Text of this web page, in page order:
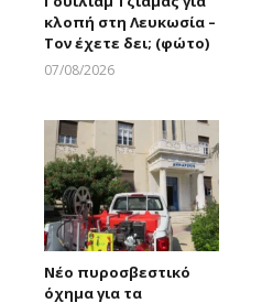
κλοπή στη Λευκωσία –
Τον έχετε δει; (φώτο)
07/08/2026
Νέο πυροσβεστικό
όχημα για τα